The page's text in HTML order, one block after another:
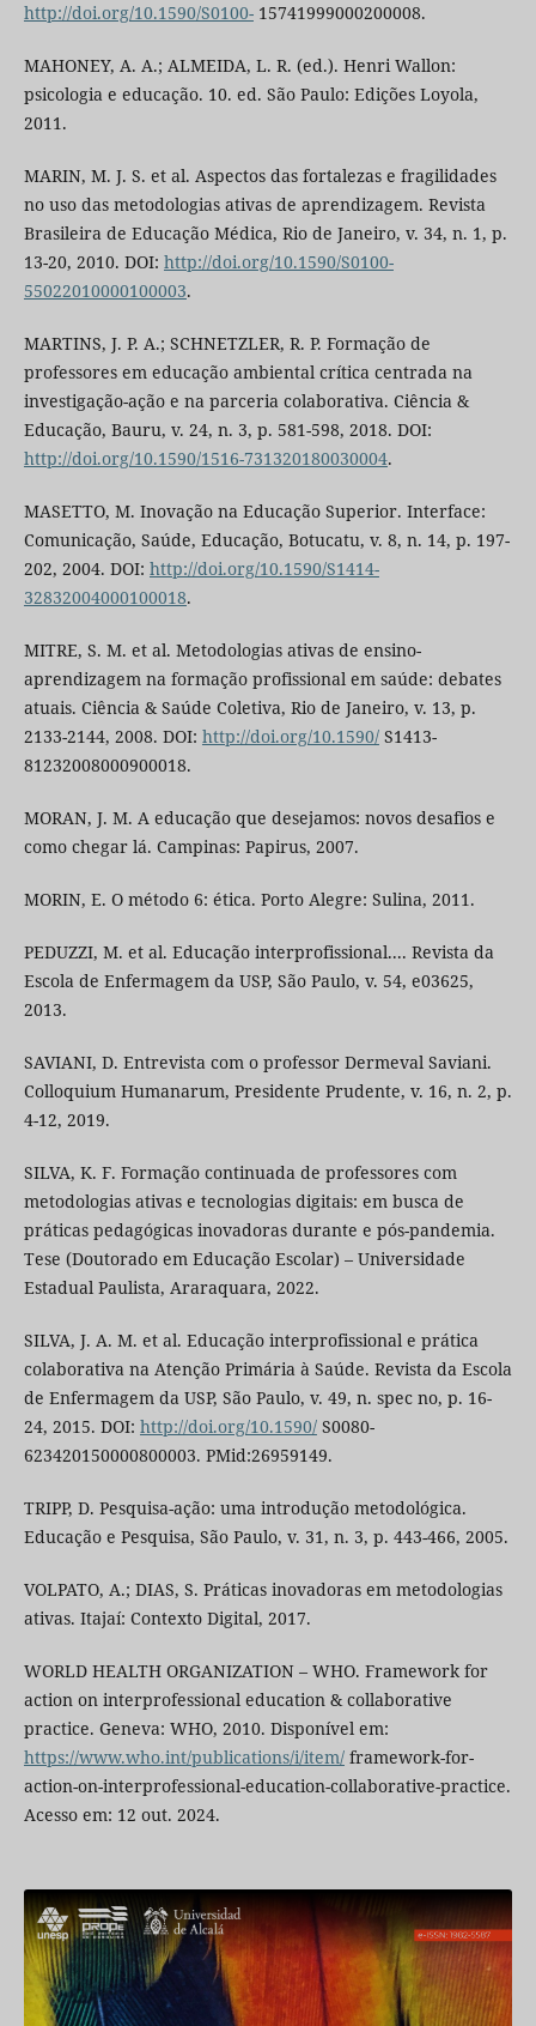
http://doi.org/10.1590/S0100-15741999000200008.
MAHONEY, A. A.; ALMEIDA, L. R. (ed.). Henri Wallon:
psicologia e educação. 10. ed. São Paulo: Edições Loyola,
2011.
MARIN, M. J. S. et al. Aspectos das fortalezas e fragilidades
no uso das metodologias ativas de aprendizagem. Revista
Brasileira de Educação Médica, Rio de Janeiro, v. 34, n. 1, p.
13-20, 2010. DOI: http://doi.org/10.1590/S0100-
55022010000100003.
MARTINS, J. P. A.; SCHNETZLER, R. P. Formação de
professores em educação ambiental crítica centrada na
investigação-ação e na parceria colaborativa. Ciência &
Educação, Bauru, v. 24, n. 3, p. 581-598, 2018. DOI:
http://doi.org/10.1590/1516-731320180030004.
MASETTO, M. Inovação na Educação Superior. Interface:
Comunicação, Saúde, Educação, Botucatu, v. 8, n. 14, p. 197-
202, 2004. DOI: http://doi.org/10.1590/S1414-
32832004000100018.
MITRE, S. M. et al. Metodologias ativas de ensino-
aprendizagem na formação profissional em saúde: debates
atuais. Ciência & Saúde Coletiva, Rio de Janeiro, v. 13, p.
2133-2144, 2008. DOI: http://doi.org/10.1590/S1413-
81232008000900018.
MORAN, J. M. A educação que desejamos: novos desafios e
como chegar lá. Campinas: Papirus, 2007.
MORIN, E. O método 6: ética. Porto Alegre: Sulina, 2011.
PEDUZZI, M. et al. Educação interprofissional.... Revista da
Escola de Enfermagem da USP, São Paulo, v. 54, e03625,
2013.
SAVIANI, D. Entrevista com o professor Dermeval Saviani.
Colloquium Humanarum, Presidente Prudente, v. 16, n. 2, p.
4-12, 2019.
SILVA, K. F. Formação continuada de professores com
metodologias ativas e tecnologias digitais: em busca de
práticas pedagógicas inovadoras durante e pós-pandemia.
Tese (Doutorado em Educação Escolar) – Universidade
Estadual Paulista, Araraquara, 2022.
SILVA, J. A. M. et al. Educação interprofissional e prática
colaborativa na Atenção Primária à Saúde. Revista da Escola
de Enfermagem da USP, São Paulo, v. 49, n. spec no, p. 16-
24, 2015. DOI: http://doi.org/10.1590/S0080-
623420150000800003. PMid:26959149.
TRIPP, D. Pesquisa-ação: uma introdução metodológica.
Educação e Pesquisa, São Paulo, v. 31, n. 3, p. 443-466, 2005.
VOLPATO, A.; DIAS, S. Práticas inovadoras em metodologias
ativas. Itajaí: Contexto Digital, 2017.
WORLD HEALTH ORGANIZATION – WHO. Framework for
action on interprofessional education & collaborative
practice. Geneva: WHO, 2010. Disponível em:
https://www.who.int/publications/i/item/framework-for-
action-on-interprofessional-education-collaborative-practice.
Acesso em: 12 out. 2024.